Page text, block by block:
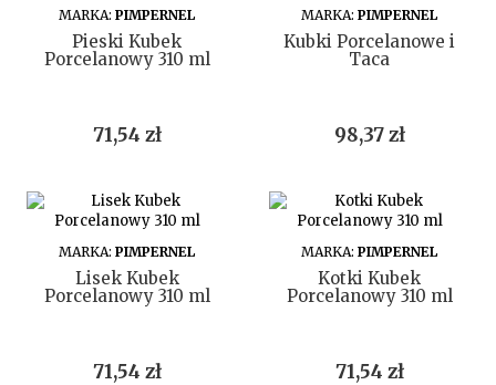
DO KOSZYKA
MARKA: PIMPERNEL
Pieski Kubek
Porcelanowy 310 ml
Cena
71,54 zł
DO KOSZYKA
MARKA: PIMPERNEL
Kubki Porcelanowe i
Taca
Cena
98,37 zł
DO KOSZYKA
MARKA: PIMPERNEL
Lisek Kubek
Porcelanowy 310 ml
Cena
71,54 zł
DO KOSZYKA
MARKA: PIMPERNEL
Kotki Kubek
Porcelanowy 310 ml
Cena
71,54 zł